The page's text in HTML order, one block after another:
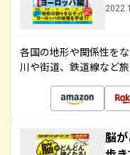
各国の地形や関係性を
川や街道、鉄道線など
脳